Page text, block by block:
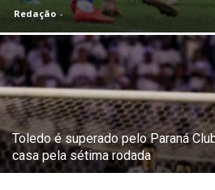
Redação -
Toledo é superado pelo Paraná
casa pela sétima rodada